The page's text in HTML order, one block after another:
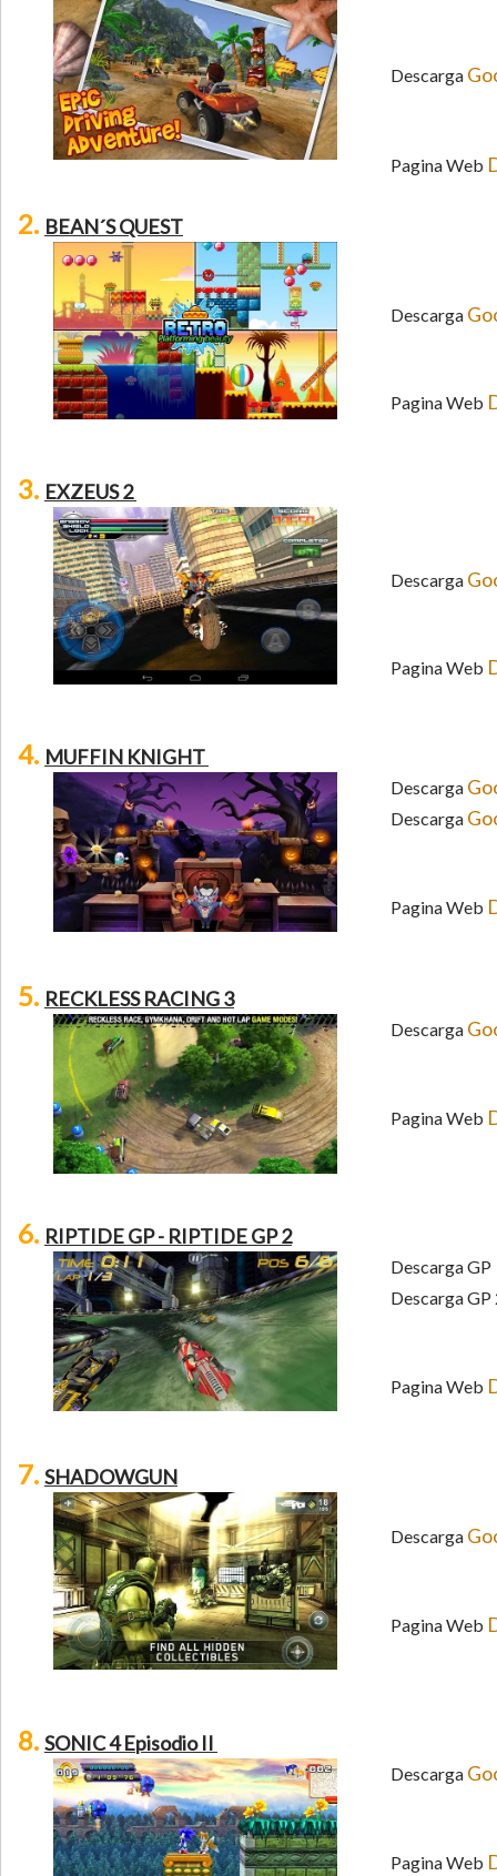
Descarga
Pagina Web
2. BEAN´S QUEST
Descarga
Pagina Web
3. EXZEUS 2
Descarga
Pagina Web
4. MUFFIN KNIGHT
Descarga
Descarga
Pagina Web
5. RECKLESS RACING 3
Descarga
Pagina Web
6. RIPTIDE GP- RIPTIDE GP 2
Descarga
Descarga
Pagina Web
7. SHADOWGUN
Descarga
Pagina Web
8. SONIC 4 Episodio II
Descarga
Pagina Web